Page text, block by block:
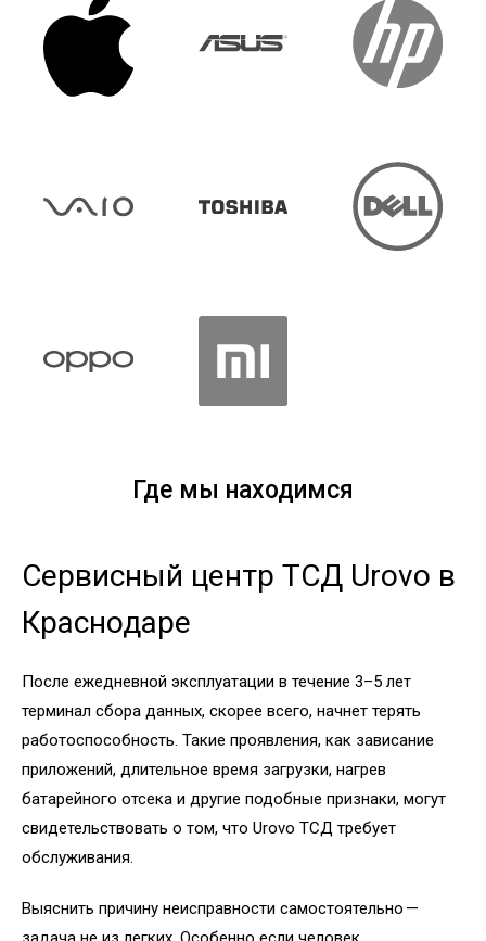
Где мы находимся
Сервисный центр ТСД Urovo в
Краснодаре
После ежедневной эксплуатации в течение 3–5 лет
терминал сбора данных, скорее всего, начнет терять
работоспособность. Такие проявления, как зависание
приложений, длительное время загрузки, нагрев
батарейного отсека и другие подобные признаки, могут
свидетельствовать о том, что Urovo ТСД требует
обслуживания.
Выяснить причину неисправности самостоятельно —